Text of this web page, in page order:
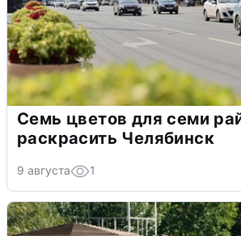
Семь цветов для семи
раскрасить Челябинск
9 августа 1